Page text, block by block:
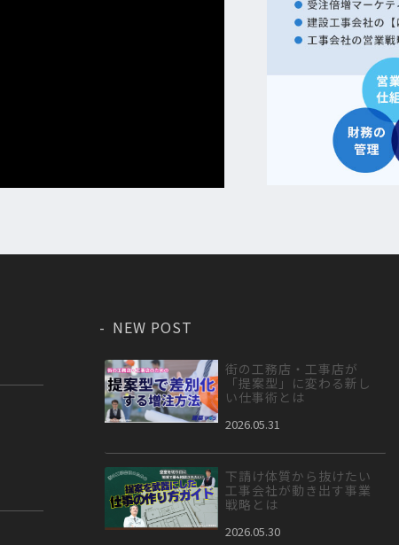
NEW POST
街の工務店・工事店が
「提案型」に変わる新し
い仕事術とは
2026.05.31
下請け体質から抜けたい
工事会社が動き出す事業
戦略とは
2026.05.30